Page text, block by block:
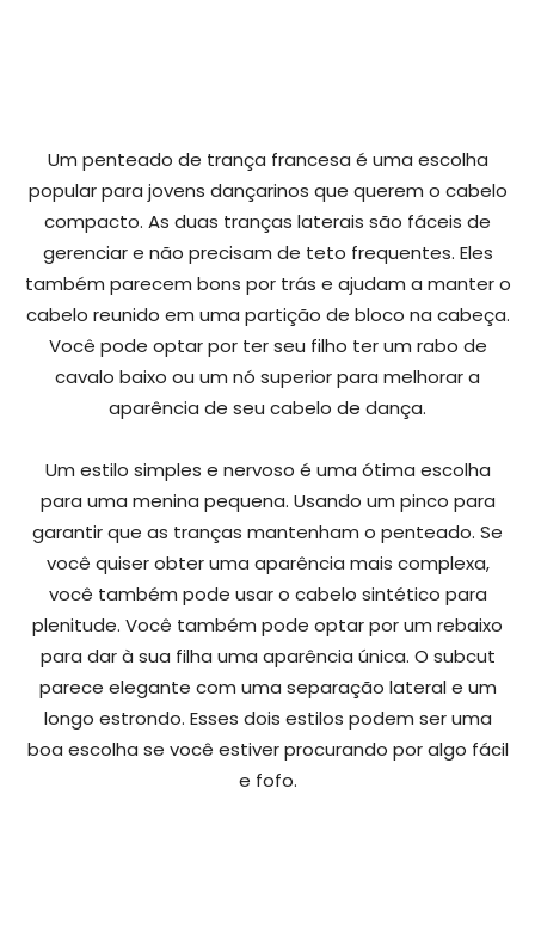
Um penteado de trança francesa é uma escolha
popular para jovens dançarinos que querem o cabelo
compacto. As duas tranças laterais são fáceis de
gerenciar e não precisam de teto frequentes. Eles
também parecem bons por trás e ajudam a manter o
cabelo reunido em uma partição de bloco na cabeça.
Você pode optar por ter seu filho ter um rabo de
cavalo baixo ou um nó superior para melhorar a
aparência de seu cabelo de dança.
Um estilo simples e nervoso é uma ótima escolha
para uma menina pequena. Usando um pinco para
garantir que as tranças mantenham o penteado. Se
você quiser obter uma aparência mais complexa,
você também pode usar o cabelo sintético para
plenitude. Você também pode optar por um rebaixo
para dar à sua filha uma aparência única. O subcut
parece elegante com uma separação lateral e um
longo estrondo. Esses dois estilos podem ser uma
boa escolha se você estiver procurando por algo fácil
e fofo.